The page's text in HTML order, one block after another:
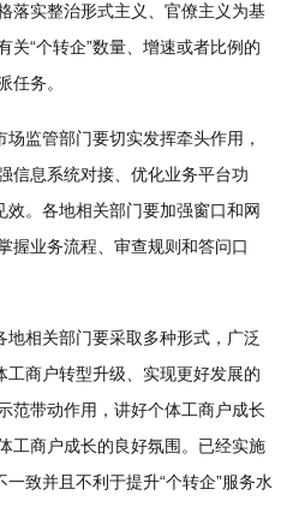
落实整治形式主义、官僚主义为基
关“个转企”数量、增速或者比例的
任务。
监管部门要切实发挥牵头作用，
信息系统对接、优化业务平台功
效。各地相关部门要加强窗口和网
握业务流程、审查规则和答问口
相关部门要采取多种形式，广泛
工商户转型升级、实现更好发展的
范带动作用，讲好个体工商户成长
工商户成长的良好氛围。已经实施
致并且不利于提升“个转企”服务水